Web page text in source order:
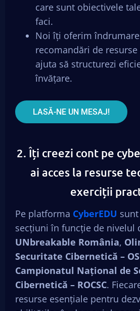
care sunt obiectivele
faci.
Noi îți oferim
recomandări de
ajuta să structurezi
învățare.
LASĂ-NE UN MESAJ!
2. Îți creezi cont pe
ai acces la resurse
exerciții
Pe platforma CyberEDU
secțiuni în funcție de nivelul
UNbreakable România,
Securitate Cibernetică –
Campionatul Național de
Cibernetică – ROCSC.
resurse esențiale pentru